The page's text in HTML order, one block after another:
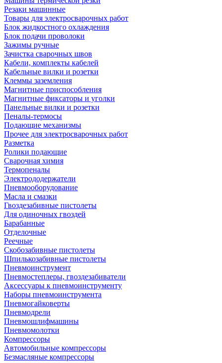
Резаки машинные
Товары для электросварочных работ
Блок жидкостного охлаждения
Блок подачи проволоки
Зажимы ручные
Зачистка сварочных швов
Кабели, комплекты кабелей
Кабельные вилки и розетки
Клеммы заземления
Магнитные приспособления
Магнитные фиксаторы и уголки
Панельные вилки и розетки
Пеналы-термосы
Подающие механизмы
Прочее для электросварочных работ
Разметка
Ролики подающие
Сварочная химия
Термопеналы
Электрододержатели
Пневмооборудование
Масла и смазки
Гвоздезабивные пистолеты
Для одиночных гвоздей
Барабанные
Отделочные
Реечные
Скобозабивные пистолеты
Шпилькозабивные пистолеты
Пневмоинструмент
Пневмостеплеры, гвоздезабиватели
Аксессуары к пневмоинструменту
Наборы пневмоинструмента
Пневмогайковерты
Пневмодрели
Пневмошлифмашины
Пневмомолотки
Компрессоры
Автомобильные компрессоры
Безмасляные компрессоры